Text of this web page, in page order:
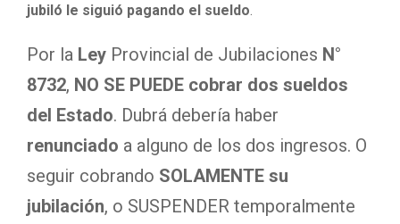
jubiló le siguió pagando el sueldo
Por la Ley Provincial de Jubilaciones N°
8732, NO SE PUEDE cobrar dos sueldos
del Estado. Dubrá debería haber
renunciado a alguno de los dos ingresos. O
seguir cobrando SOLAMENTE su
jubilación, o SUSPENDER temporalmente